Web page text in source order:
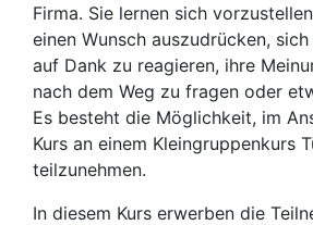
Firma. Sie lernen sich
einen Wunsch auszudrücken,
auf Dank zu reagieren, ihre
nach dem Weg zu fragen oder
Es besteht die Möglichkeit, im
Kurs an einem Kleingruppenkurs
teilzunehmen.
In diesem Kurs erwerben die